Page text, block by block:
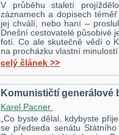
V průběhu staletí
záznamech a dopisech
jej chválí, nebo haní –
Dnešní cestovatelé působivé
fotí. Co ale skutečně vědí o
na procházku vlastní
celý článek >>
Komunističtí generálové
Karel Pacner
„Co byste dělal, kdybyste
se předseda senátu